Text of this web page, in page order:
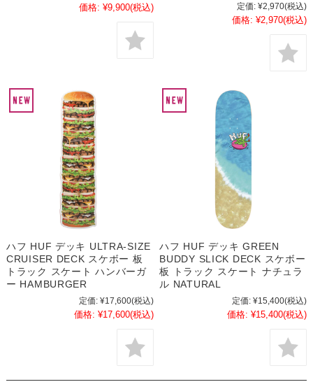
価格: ¥9,900(税込) 定価: ¥2,970(税込)
価格: ¥2,970(税込)
ハフ HUF デッキ ULTRA-SIZE
CRUISER DECK スケボー 板
トラック スケート ハンバーガ
ー HAMBURGER
定価: ¥17,600(税込)
価格: ¥17,600(税込)
ハフ HUF デッキ GREEN
BUDDY SLICK DECK スケボー
板 トラック スケート ナチュラ
ル NATURAL
定価: ¥15,400(税込)
価格: ¥15,400(税込)